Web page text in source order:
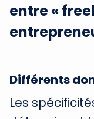
entre «
Différents
Les